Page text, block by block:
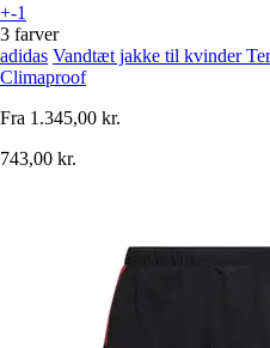
+-1
3 farver
adidas Vandtæt jakke til kvinder
Climaproof
Fra 1.345,00 kr.
743,00 kr.